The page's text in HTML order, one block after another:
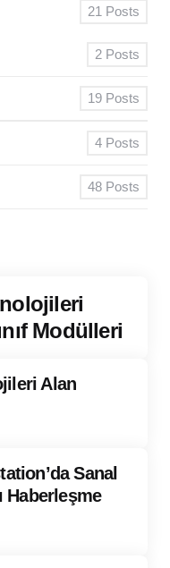
21 Posts
2 Posts
19 Posts
4 Posts
48 Posts
Modülleri
Alan
Sanal
Haberleşme